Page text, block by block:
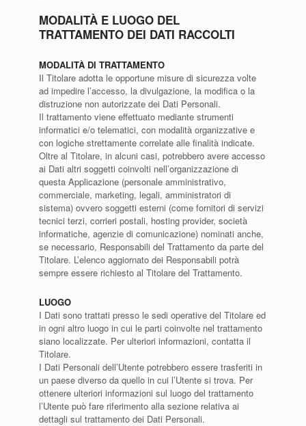
MODALITÀ E LUOGO DEL
TRATTAMENTO DEI DATI RACCOLTI
MODALITÀ DI TRATTAMENTO
Il Titolare adotta le opportune misure di sicurezza volte
ad impedire l’accesso, la divulgazione, la modifica o la
distruzione non autorizzate dei Dati Personali.
Il trattamento viene effettuato mediante strumenti
informatici e/o telematici, con modalità organizzative e
con logiche strettamente correlate alle finalità indicate.
Oltre al Titolare, in alcuni casi, potrebbero avere accesso
ai Dati altri soggetti coinvolti nell’organizzazione di
questa Applicazione (personale amministrativo,
commerciale, marketing, legali, amministratori di
sistema) ovvero soggetti esterni (come fornitori di servizi
tecnici terzi, corrieri postali, hosting provider, società
informatiche, agenzie di comunicazione) nominati anche,
se necessario, Responsabili del Trattamento da parte del
Titolare. L’elenco aggiornato dei Responsabili potrà
sempre essere richiesto al Titolare del Trattamento.
LUOGO
I Dati sono trattati presso le sedi operative del Titolare ed
in ogni altro luogo in cui le parti coinvolte nel trattamento
siano localizzate. Per ulteriori informazioni, contatta il
Titolare.
I Dati Personali dell’Utente potrebbero essere trasferiti in
un paese diverso da quello in cui l’Utente si trova. Per
ottenere ulteriori informazioni sul luogo del trattamento
l’Utente può fare riferimento alla sezione relativa ai
dettagli sul trattamento dei Dati Personali.